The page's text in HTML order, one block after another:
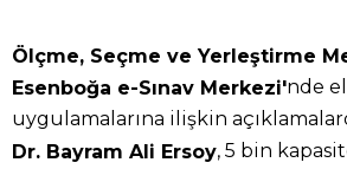
Ölçme, Seçme ve Yerleştirme
Esenboğa e-Sınav Merkezi'nde
uygulamalarına ilişkin
Dr. Bayram Ali Ersoy, 5 bin